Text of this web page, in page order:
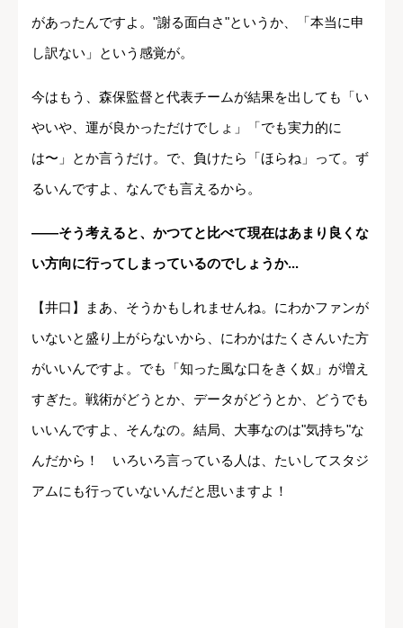
があったんですよ。"謝る面白さ"というか、「本当に申
し訳ない」という感覚が。
今はもう、森保監督と代表チームが結果を出しても「い
やいや、運が良かっただけでしょ」「でも実力的に
は〜」とか言うだけ。で、負けたら「ほらね」って。ず
るいんですよ、なんでも言えるから。
――そう考えると、かつてと比べて現在はあまり良くな
い方向に行ってしまっているのでしょうか...
【井口】まあ、そうかもしれませんね。にわかファンが
いないと盛り上がらないから、にわかはたくさんいた方
がいいんですよ。でも「知った風な口をきく奴」が増え
すぎた。戦術がどうとか、データがどうとか、どうでも
いいんですよ、そんなの。結局、大事なのは"気持ち"な
んだから！ いろいろ言っている人は、たいしてスタジ
アムにも行っていないんだと思いますよ！